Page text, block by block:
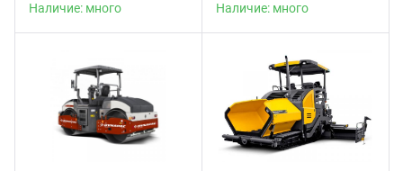
Наличие: много Наличие: много